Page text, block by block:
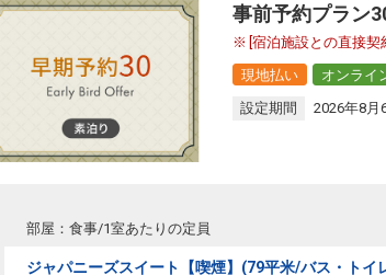
事前予約プラン
[宿泊施設との直接契
現地払い
オンライ
設定期間
2026年8月
部屋：食事/1室あたりの定員
ジャパニーズスイート【喫煙】(79平米/バス・トイ